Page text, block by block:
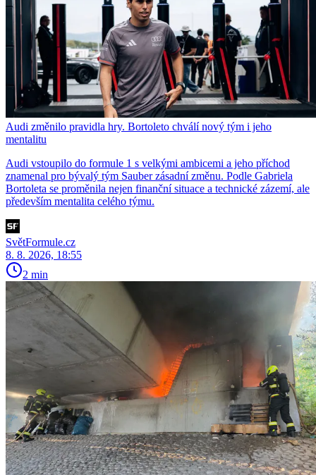
Audi změnilo pravidla hry. Bortoleto chválí nový tým i jeho
mentalitu
Audi vstoupilo do formule 1 s velkými ambicemi a jeho příchod
znamenal pro bývalý tým Sauber zásadní změnu. Podle Gabriela
Bortoleta se proměnila nejen finanční situace a technické zázemí, ale
především mentalita celého týmu.
SvětFormule.cz
8. 8. 2026, 18:55
2 min